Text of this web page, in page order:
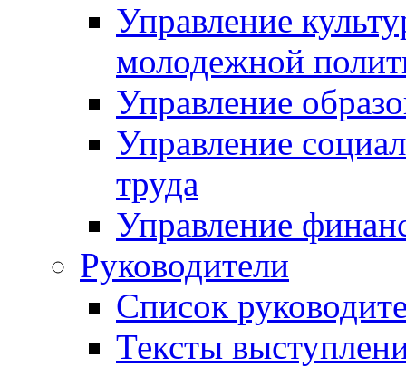
Управление
молодежной
Управление
Управление
труда
Управление
Руководители
Список
Тексты